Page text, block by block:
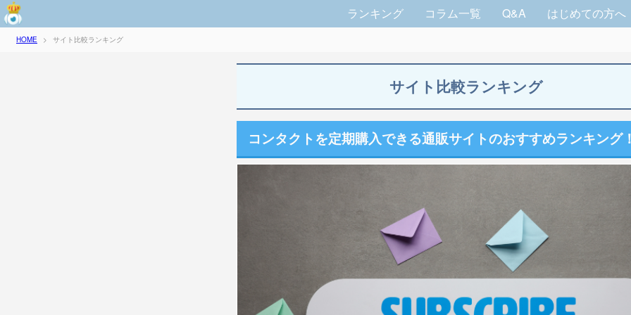
ランキング コラム一覧 Q&A はじめての方へ
HOME > サイト比較ランキング
サイト比較ランキング
コンタクトを定期購入できる通販サイトのおすすめランキング